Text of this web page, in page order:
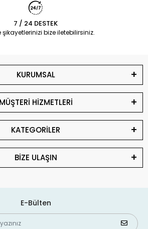
7 / 24 DESTEK
şikayetlerinizi bize iletebilirsiniz.
KURUMSAL
MÜŞTERİ HİZMETLERİ
KATEGORİLER
BİZE ULAŞIN
E-Bülten